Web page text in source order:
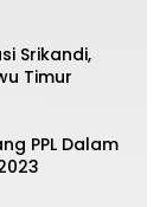
Srikandi,
Timur
PPL Dalam